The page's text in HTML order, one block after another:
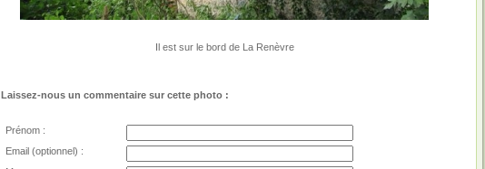
Il est sur le bord de La Renèvre
Laissez-nous un commentaire sur cette photo :
Prénom :
Email (optionnel) :